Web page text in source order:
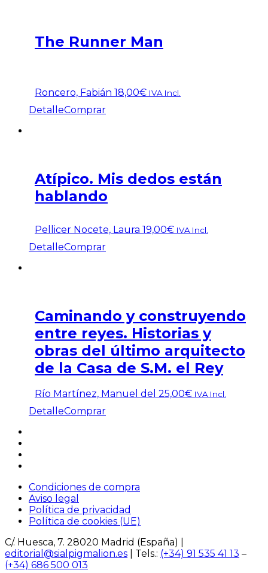
The Runner Man
Roncero, Fabián 18,00€ IVA Incl.
DetalleComprar
Atípico. Mis dedos están
hablando
Pellicer Nocete, Laura 19,00€ IVA Incl.
DetalleComprar
Caminando y construyendo
entre reyes. Historias y
obras del último arquitecto
de la Casa de S.M. el Rey
Río Martínez, Manuel del 25,00€ IVA Incl.
DetalleComprar
Condiciones de compra
Aviso legal
Política de privacidad
Política de cookies (UE)
C/. Huesca, 7. 28020 Madrid (España) |
editorial@sialpigmalion.es | Tels.: (+34) 91 535 41 13 –
(+34) 686 500 013